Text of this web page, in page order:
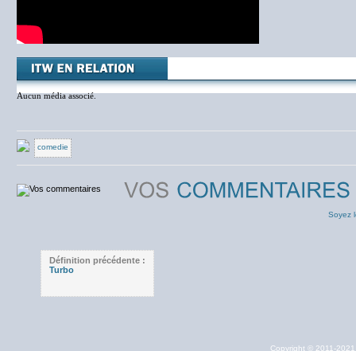
Aucun média associé.
comedie
Soyez
Définition précédente :
Turbo
Copyright © 2011-